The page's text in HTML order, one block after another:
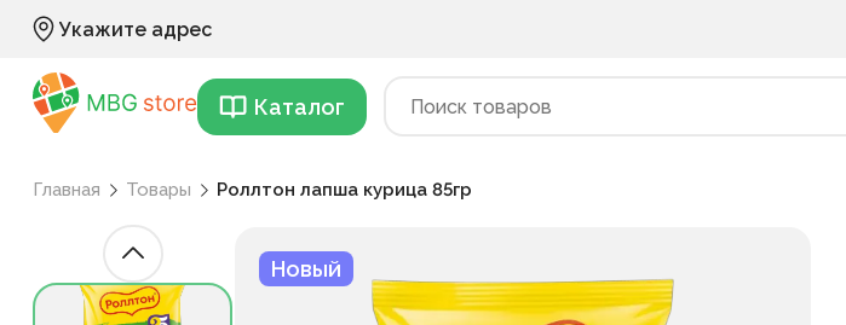
Укажите адрес
Каталог
Главная Товары Роллтон лапша курица 85гр
Новый